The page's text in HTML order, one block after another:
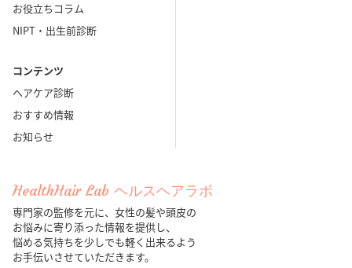
お役立ちコラム
NIPT・出生前診断
コンテンツ
ヘアケア診断
おすすめ情報
お知らせ
HealthHair Lab ヘルスヘアラボ
専門家の監修を元に、女性の髪や頭皮の
お悩みに寄り添った情報を提供し、
悩める気持ちを少しでも軽く出来るよう
お手伝いさせていただきます。